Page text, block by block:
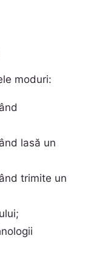
moduri:
lasă un
trimite un